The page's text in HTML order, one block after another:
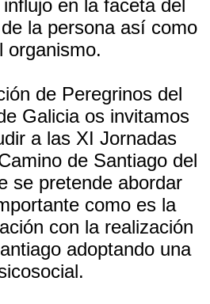
en la faceta del
la persona así como
organismo.
de Peregrinos del
Galicia os invitamos
a las XI Jornadas
de Santiago del
se pretende abordar
como es la
con la realización
adoptando una